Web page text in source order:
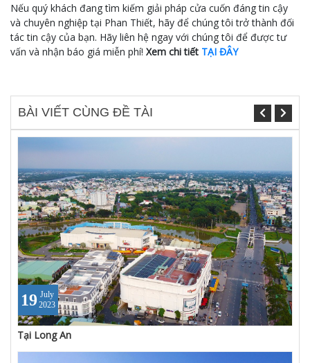
Nếu quý khách đang tìm kiếm giải pháp cửa cuốn đáng tin cậy
và chuyên nghiệp tại Phan Thiết, hãy để chúng tôi trở thành đối
tác tin cậy của bạn. Hãy liên hệ ngay với chúng tôi để được tư
vấn và nhận báo giá miễn phí! Xem chi tiết TẠI ĐÂY
BÀI VIẾT CÙNG ĐỀ TÀI
19 July
2023
Tại Long An